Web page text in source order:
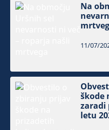
Na
11/07/
škode
zaradi
letu